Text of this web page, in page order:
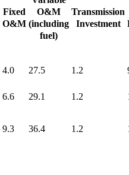
Fixed
O&M
O&M
(including
fuel)
Transmission
Investment
4.0 27.5 1.2
6.6 29.1 1.2
9.3 36.4 1.2